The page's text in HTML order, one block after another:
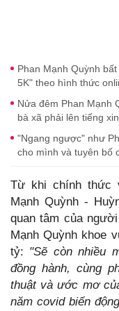
Phan Mạnh Quỳnh
5K" theo hình thức
Nửa đêm Phan Mạnh
bà xã phải lên tiếng
"Ngang ngược" như
cho mình và tuyên bố
Từ khi chính thức
Mạnh Quỳnh -
quan tâm của
Mạnh Quỳnh khoe
tỷ: "Sẽ còn nhiều
đồng hành, cùng
thuật và ước mơ
năm covid biến